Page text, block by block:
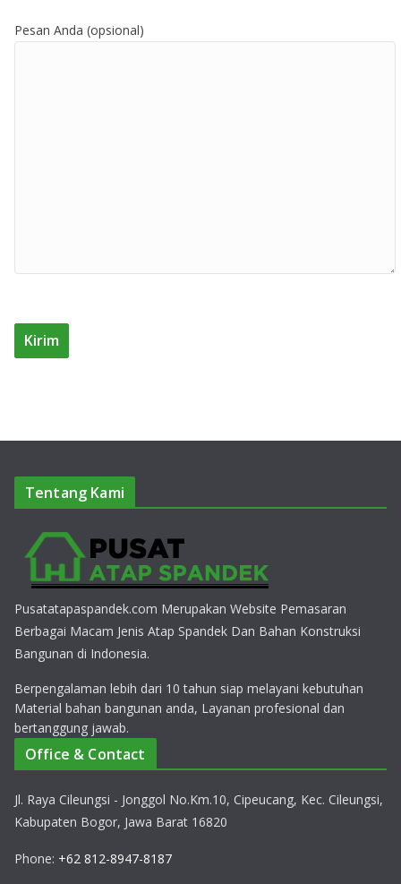
Pesan Anda (opsional)
Tentang Kami
Pusatatapaspandek.com Merupakan Website Pemasaran
Berbagai Macam Jenis Atap Spandek Dan Bahan Konstruksi
Bangunan di Indonesia.
Berpengalaman lebih dari 10 tahun siap melayani kebutuhan
Material bahan bangunan anda, Layanan profesional dan
bertanggung jawab.
Office & Contact
Jl. Raya Cileungsi - Jonggol No.Km.10, Cipeucang, Kec. Cileungsi,
Kabupaten Bogor, Jawa Barat 16820
Phone: +62 812-8947-8187